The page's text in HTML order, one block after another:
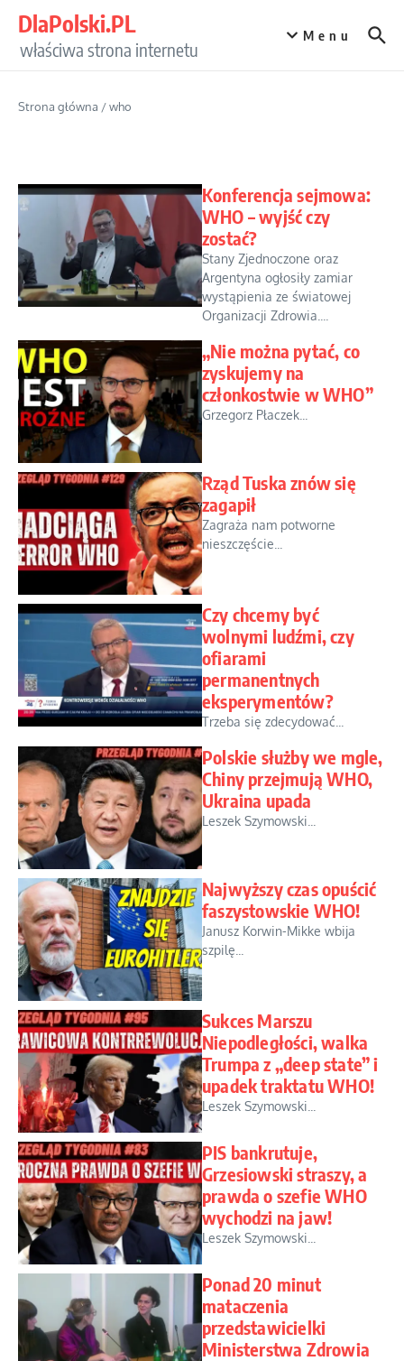
DlaPolski.PL
właściwa strona internetu
Menu
Strona główna /who
Konferencja sejmowa:
WHO – wyjść czy
zostać?
Stany Zjednoczone oraz
Argentyna ogłosiły zamiar
wystąpienia ze światowej
Organizacji Zdrowia....
„Nie można pytać, co
zyskujemy na
członkostwie w WHO”
Grzegorz Płaczek...
Rząd Tuska znów się
zagapił
Zagraża nam potworne
nieszczęście...
Czy chcemy być
wolnymi ludźmi, czy
ofiarami
permanentnych
eksperymentów?
Trzeba się zdecydować...
Polskie służby we mgle,
Chiny przejmują WHO,
Ukraina upada
Leszek Szymowski...
Najwyższy czas opuścić
faszystowskie WHO!
Janusz Korwin-Mikke wbija
szpilę...
Sukces Marszu
Niepodległości, walka
Trumpa z „deep state” i
upadek traktatu WHO!
Leszek Szymowski...
PIS bankrutuje,
Grzesiowski straszy, a
prawda o szefie WHO
wychodzi na jaw!
Leszek Szymowski...
Ponad 20 minut
mataczenia
przedstawicielki
Ministerstwa Zdrowia